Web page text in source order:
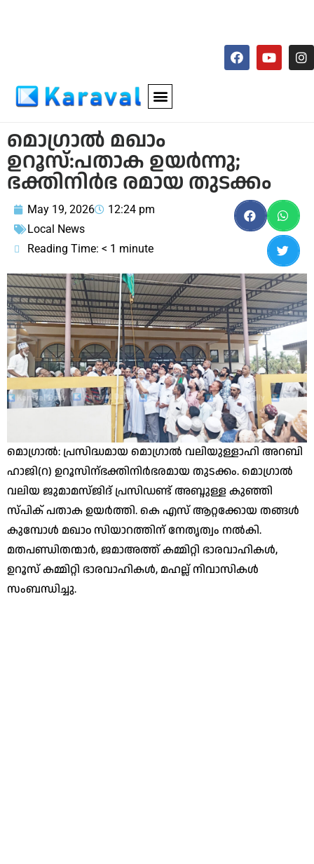
മൊഗ്രാൽ മഖാം
ഉറൂസ്:പതാക ഉയർന്നു;
ഭക്തിനിർഭ രമായ തുടക്കം
May 19, 2026
12:24 pm
Local News
Reading Time: < 1 minute
മൊഗ്രാൽ: പ്രസിദ്ധമായ മൊഗ്രാൽ വലിയുള്ളാഹി അറബി
ഹാജി(റ) ഉറൂസിന്ഭക്തിനിർഭരമായ തുടക്കം. മൊഗ്രാൽ
വലിയ ജുമാമസ്ജിദ് പ്രസിഡണ്ട് അബ്ദുള്ള കുഞ്ഞി
സ്പിക് പതാക ഉയർത്തി. കെ എസ് ആറ്റക്കോയ തങ്ങൾ
കുമ്പോൾ മഖാo സിയാറത്തിന് നേതൃത്വം നൽകി.
മതപണ്ഡിതന്മാർ, ജമാഅത്ത് കമ്മിറ്റി ഭാരവാഹികൾ,
ഉറൂസ് കമ്മിറ്റി ഭാരവാഹികൾ, മഹല്ല് നിവാസികൾ
സംബന്ധിച്ചു.